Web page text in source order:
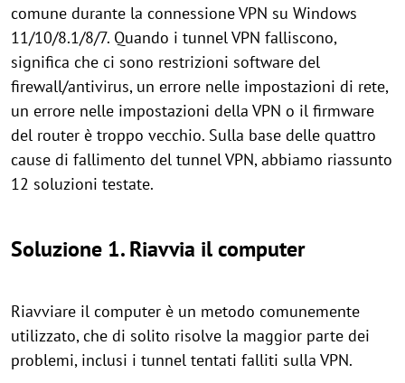
comune durante la connessione VPN su Windows
11/10/8.1/8/7. Quando i tunnel VPN falliscono,
significa che ci sono restrizioni software del
firewall/antivirus, un errore nelle impostazioni di rete,
un errore nelle impostazioni della VPN o il firmware
del router è troppo vecchio. Sulla base delle quattro
cause di fallimento del tunnel VPN, abbiamo riassunto
12 soluzioni testate.
Soluzione 1. Riavvia il computer
Riavviare il computer è un metodo comunemente
utilizzato, che di solito risolve la maggior parte dei
problemi, inclusi i tunnel tentati falliti sulla VPN.